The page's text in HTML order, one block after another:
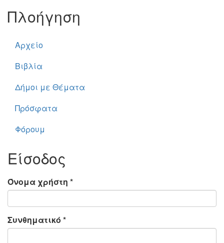
Πλοήγηση
Αρχείο
Βιβλία
Δήμοι με Θέματα
Πρόσφατα
Φόρουμ
Είσοδος
Όνομα χρήστη *
Συνθηματικό *